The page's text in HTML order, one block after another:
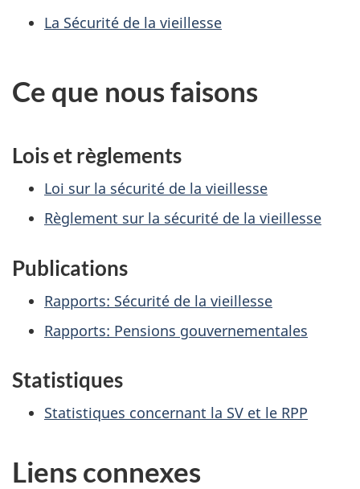
La Sécurité de la vieillesse
Ce que nous faisons
Lois et règlements
Loi sur la sécurité de la vieillesse
Règlement sur la sécurité de la vieillesse
Publications
Rapports: Sécurité de la vieillesse
Rapports: Pensions gouvernementales
Statistiques
Statistiques concernant la SV et le RPP
Liens connexes